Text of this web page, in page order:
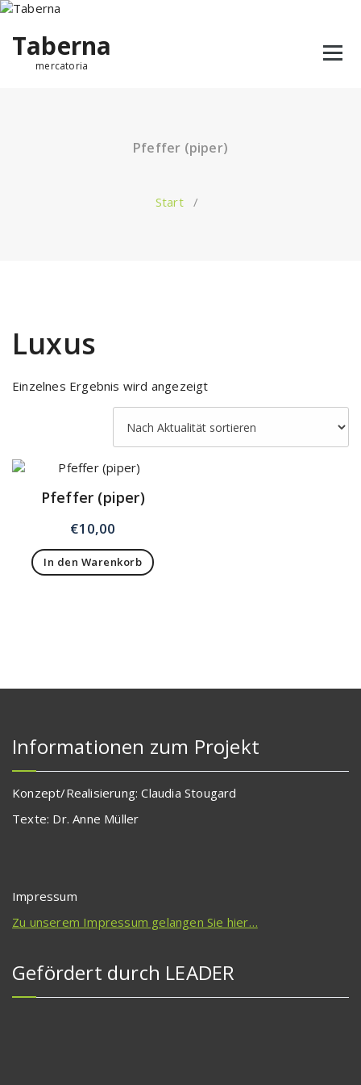
Taberna
mercatoria
Pfeffer (piper)
Start/
Luxus
Einzelnes Ergebnis wird angezeigt
Pfeffer (piper)
€10,00
In den Warenkorb
Informationen zum Projekt
Konzept/Realisierung: Claudia Stougard
Texte: Dr. Anne Müller
Impressum
Zu unserem Impressum gelangen Sie hier…
Gefördert durch LEADER